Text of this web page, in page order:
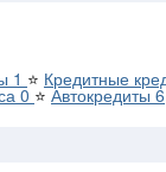
1 ⭐ Кредитные
0 ⭐Автокредиты 6